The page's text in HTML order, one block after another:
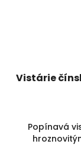
Vistárie
Popínavá